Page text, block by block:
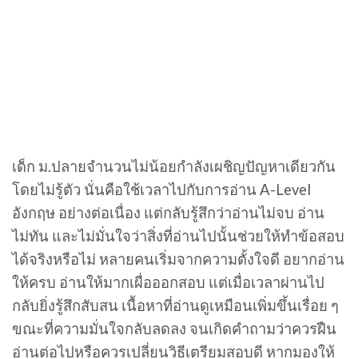
เด็ก ม.ปลายจำนวนไม่น้อยกำลังเผชิญปัญหาเดียวกัน
โดยไม่รู้ตัว นั่นคือใช้เวลาไปกับการอ่าน A-Level
อังกฤษ อย่างต่อเนื่อง แต่กลับรู้สึกว่าอ่านไม่จบ อ่าน
ไม่ทัน และไม่มั่นใจว่าสิ่งที่อ่านไปนั้นช่วยให้ทำข้อสอบ
ได้จริงหรือไม่ หลายคนเริ่มจากความตั้งใจดี อยากอ่าน
ให้ครบ อ่านให้มากเผื่อออกสอบ แต่เมื่อเวลาผ่านไป
กลับยิ่งรู้สึกสับสน เนื้อหาที่อ่านดูเหมือนเพิ่มขึ้นเรื่อย ๆ
ขณะที่ความมั่นใจกลับลดลง จนเกิดคำถามว่าควรฝืน
อ่านต่อไปหรือควรเปลี่ยนวิธีเตรียมสอบดี หากมองให้